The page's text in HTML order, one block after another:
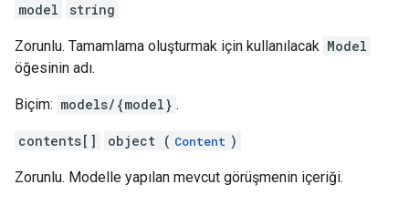
model
string
Zorunlu. Tamamlama oluşturmak için kullanılacak Model
öğesinin adı.
Biçim: models/{model} .
contents[] object ( Content )
Zorunlu. Modelle yapılan mevcut görüşmenin içeriği.